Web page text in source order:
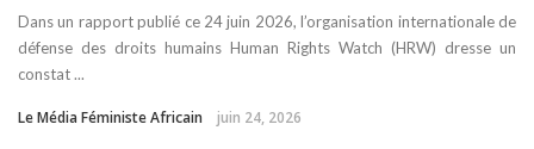
Dans un rapport publié ce 24 juin 2026, l’organisation internationale de
défense des droits humains Human Rights Watch (HRW) dresse un
constat ...
Le Média Féministe Africain juin 24, 2026